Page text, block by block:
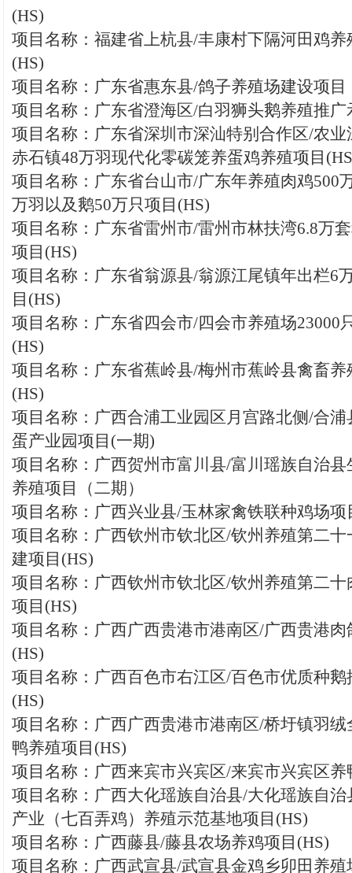
(HS)
项目名称：福建省上杭县/丰康村下隔河田鸡
(HS)
项目名称：广东省惠东县/鸽子养殖场建设项目
项目名称：广东省澄海区/白羽狮头鹅养殖推广
项目名称：广东省深圳市深汕特别合作区/农
赤石镇48万羽现代化零碳笼养蛋鸡养殖项目
项目名称：广东省台山市/广东年养殖肉鸡500
万羽以及鹅50万只项目(HS)
项目名称：广东省雷州市/雷州市林扶湾6.8万
项目(HS)
项目名称：广东省翁源县/翁源江尾镇年出栏6
目(HS)
项目名称：广东省四会市/四会市养殖场23000
(HS)
项目名称：广东省蕉岭县/梅州市蕉岭县禽畜养
(HS)
项目名称：广西合浦工业园区月宫路北侧/合
蛋产业园项目(一期)
项目名称：广西贺州市富川县/富川瑶族自治
养殖项目（二期）
项目名称：广西兴业县/玉林家禽铁联种鸡场项
项目名称：广西钦州市钦北区/钦州养殖第二
建项目(HS)
项目名称：广西钦州市钦北区/钦州养殖第二
项目(HS)
项目名称：广西广西贵港市港南区/广西贵港
(HS)
项目名称：广西百色市右江区/百色市优质种
(HS)
项目名称：广西广西贵港市港南区/桥圩镇羽
鸭养殖项目(HS)
项目名称：广西来宾市兴宾区/来宾市兴宾区养
项目名称：广西大化瑶族自治县/大化瑶族自
产业（七百弄鸡）养殖示范基地项目(HS)
项目名称：广西藤县/藤县农场养鸡项目(HS)
项目名称：广西武宣县/武宣县金鸡乡卯田养殖